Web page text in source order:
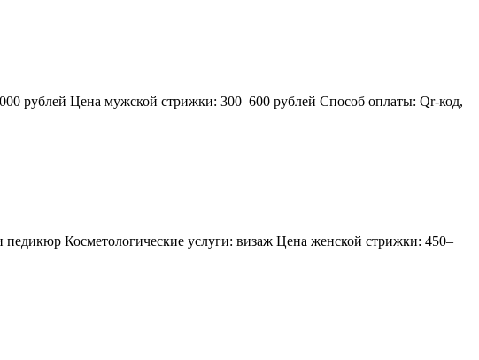
рублей Цена мужской стрижки: 300–600 рублей Способ оплаты: Qr-код,
Косметологические услуги: визаж Цена женской стрижки: 450–